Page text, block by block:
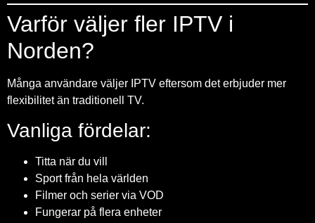
Varför väljer fler IPTV i
Norden?
Många användare väljer IPTV eftersom det erbjuder mer
flexibilitet än traditionell TV.
Vanliga fördelar:
Titta när du vill
Sport från hela världen
Filmer och serier via VOD
Fungerar på flera enheter